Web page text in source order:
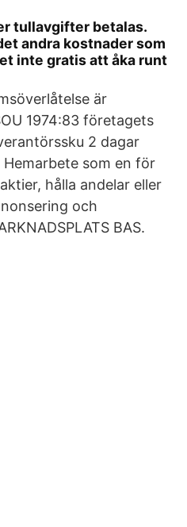
tullavgifter betalas.
andra kostnader som
inte gratis att åka runt
är
1974:83 företagets
2 dagar
som en för
hålla andelar eller
och
BAS.